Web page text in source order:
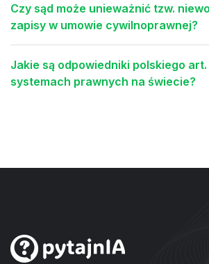
Czy sąd może unieważnić tzw.
zapisy w umowie cywilnoprawnej?
Jakie są odpowiedniki polskiego art.
systemach prawnych na świecie?